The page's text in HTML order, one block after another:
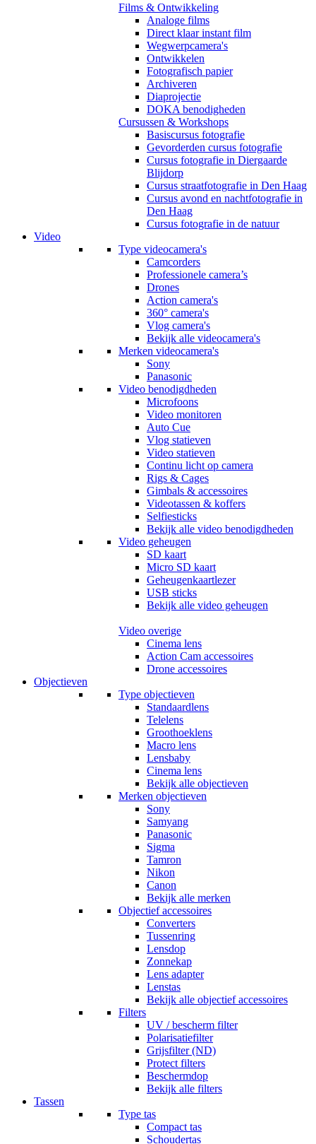
Films & Ontwikkeling
Analoge films
Direct klaar instant film
Wegwerpcamera's
Ontwikkelen
Fotografisch papier
Archiveren
Diaprojectie
DOKA benodigheden
Cursussen & Workshops
Basiscursus fotografie
Gevorderden cursus fotografie
Cursus fotografie in Diergaarde
Blijdorp
Cursus straatfotografie in Den Haag
Cursus avond en nachtfotografie in
Den Haag
Cursus fotografie in de natuur
Video
Type videocamera's
Camcorders
Professionele camera’s
Drones
Action camera's
360° camera's
Vlog camera's
Bekijk alle videocamera's
Merken videocamera's
Sony
Panasonic
Video benodigdheden
Microfoons
Video monitoren
Auto Cue
Vlog statieven
Video statieven
Continu licht op camera
Rigs & Cages
Gimbals & accessoires
Videotassen & koffers
Selfiesticks
Bekijk alle video benodigdheden
Video geheugen
SD kaart
Micro SD kaart
Geheugenkaartlezer
USB sticks
Bekijk alle video geheugen
Video overige
Cinema lens
Action Cam accessoires
Drone accessoires
Objectieven
Type objectieven
Standaardlens
Telelens
Groothoeklens
Macro lens
Lensbaby
Cinema lens
Bekijk alle objectieven
Merken objectieven
Sony
Samyang
Panasonic
Sigma
Tamron
Nikon
Canon
Bekijk alle merken
Objectief accessoires
Converters
Tussenring
Lensdop
Zonnekap
Lens adapter
Lenstas
Bekijk alle objectief accessoires
Filters
UV / bescherm filter
Polarisatiefilter
Grijsfilter (ND)
Protect filters
Beschermdop
Bekijk alle filters
Tassen
Type tas
Compact tas
Schoudertas